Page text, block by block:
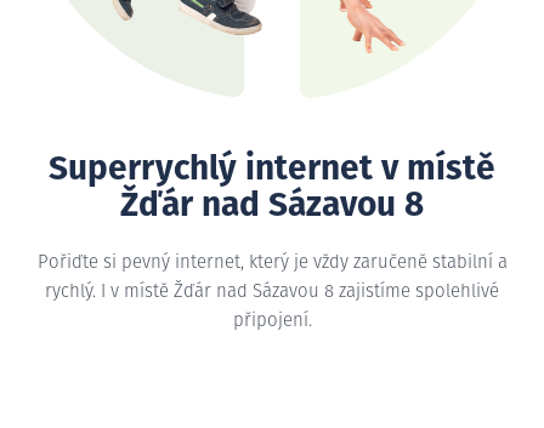
Superrychlý internet v místě
Žďár nad Sázavou 8
Pořiďte si pevný internet, který je vždy zaručeně stabilní a
rychlý. I v místě Žďár nad Sázavou 8 zajistíme spolehlivé
připojení.